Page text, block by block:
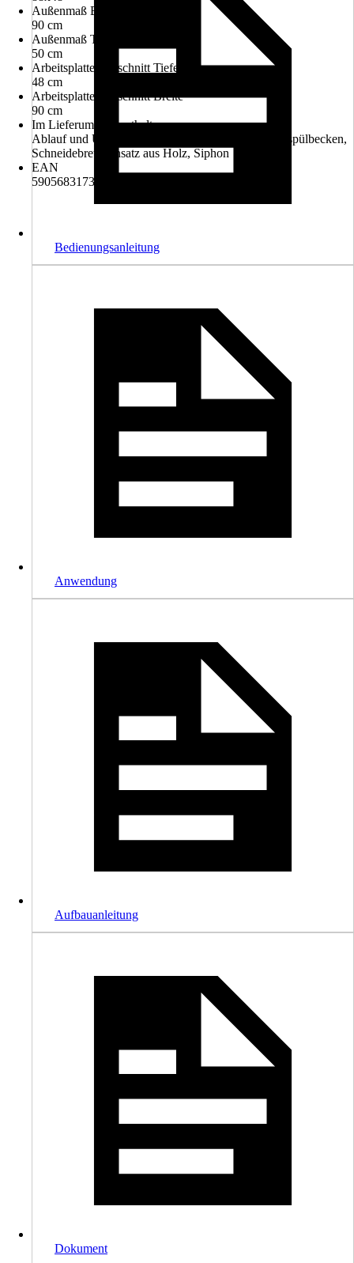
Außenmaß Breite
90 cm
Außenmaß Tiefe
50 cm
Arbeitsplattenausschnitt Tiefe
48 cm
Arbeitsplattenausschnitt Breite
90 cm
Im Lieferumfang enthalten
Ablauf und Überlaufgarnitur, Abtropfmatte, Einbauspülbecken,
Schneidebrett-Einsatz aus Holz, Siphon
EAN
5905683173759
Bedienungsanleitung
Anwendung
Aufbauanleitung
Dokument